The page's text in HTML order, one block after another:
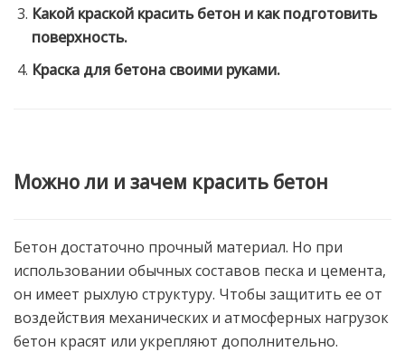
Какой краской красить бетон и как подготовить
поверхность.
Краска для бетона своими руками.
Можно ли и зачем красить бетон
Бетон достаточно прочный материал. Но при
использовании обычных составов песка и цемента,
он имеет рыхлую структуру. Чтобы защитить ее от
воздействия механических и атмосферных нагрузок
бетон красят или укрепляют дополнительно.